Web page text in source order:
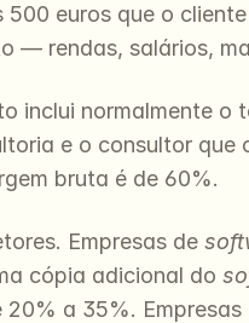
euros que o
— rendas, salários,
inclui normalmente
e o consultor
bruta é de 60%.
Empresas de
cópia adicional do
a 35%.